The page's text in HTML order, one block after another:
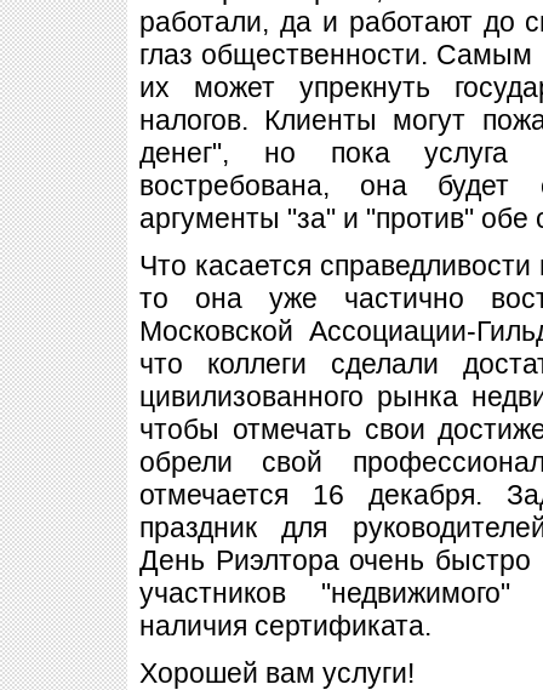
работали, да и работают до
глаз общественности.
их может упрекнуть
налогов. Клиенты могут
денег", но пока услуга
востребована, она будет
аргументы "за" и "против"
Что касается
то она уже частично
Московской Ассоциации-
что коллеги сделали
цивилизованного рынка
чтобы отмечать свои
обрели свой
отмечается 16 декабря.
праздник для
День Риэлтора очень быстро
участников
наличия сертификата.
Хорошей вам услуги!